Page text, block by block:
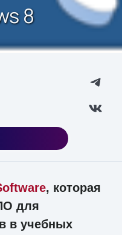
8
, которая
для
в учебных